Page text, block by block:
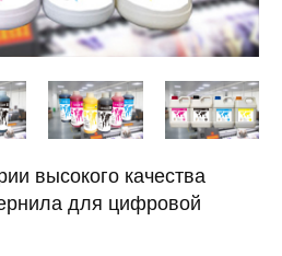
высокого качества
для цифровой